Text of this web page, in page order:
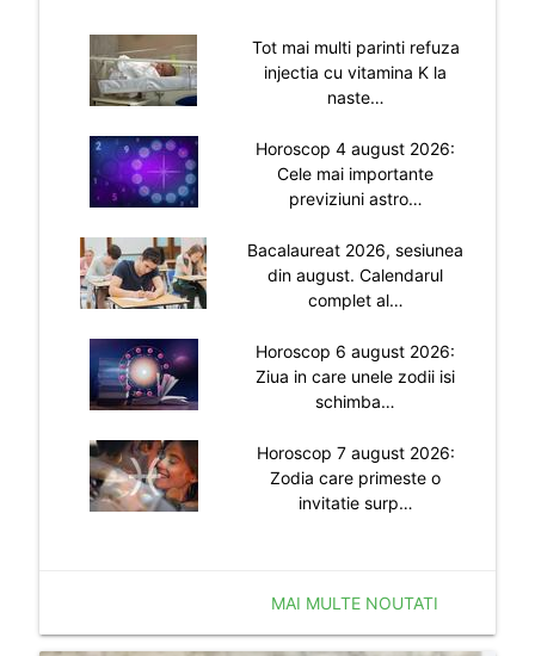
Tot mai multi parinti refuza
injectia cu vitamina K la
naste…
Horoscop 4 august 2026:
Cele mai importante
previziuni astro…
Bacalaureat 2026, sesiunea
din august. Calendarul
complet al…
Horoscop 6 august 2026:
Ziua in care unele zodii isi
schimba…
Horoscop 7 august 2026:
Zodia care primeste o
invitatie surp…
MAI MULTE NOUTATI